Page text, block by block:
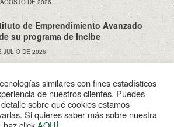
DE 2026
de Emprendimiento Avanzado
su programa de Incibe
JULIO DE 2026
de Privacidad
Aviso Legal
similares con fines estadísticos
de nuestros clientes. Puedes
sobre qué cookies estamos
Si quieres saber más sobre nuestra